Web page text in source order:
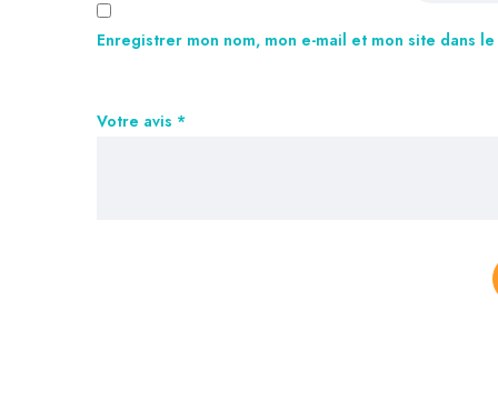
Votre avis *
Enregistrer mon nom, mon e-mail et mon site dans